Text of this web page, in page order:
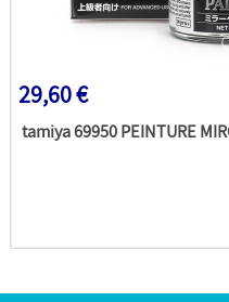
29,60 €
tamiya 69950 PEINTURE